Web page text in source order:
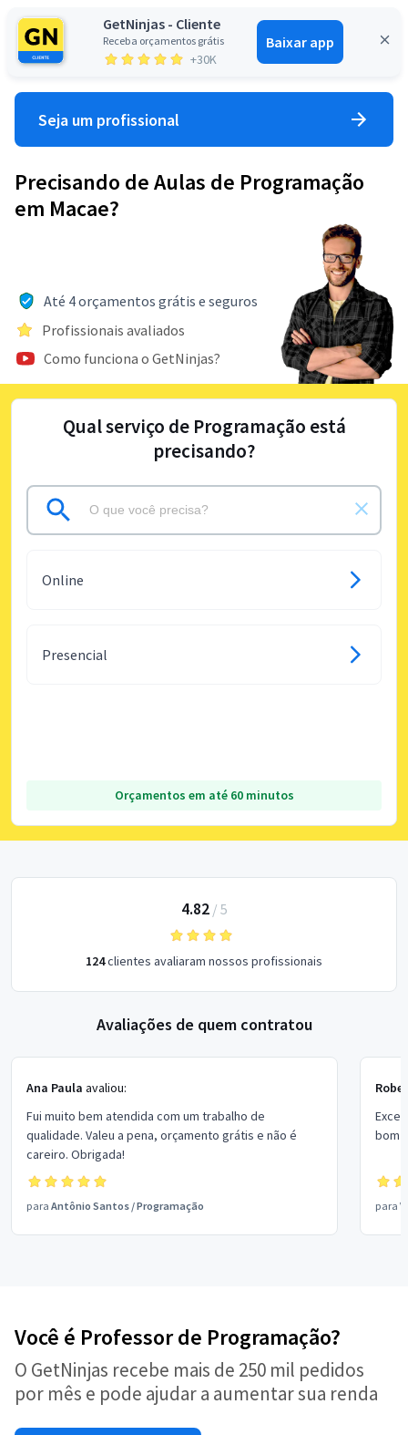
GetNinjas - Cliente
Receba orçamentos grátis
+30K
Baixar app
Entrar
Seja um profissional
Precisando de Aulas de Programação
em Macae?
Até 4 orçamentos grátis e seguros
Profissionais avaliados
Como funciona o GetNinjas?
Qual serviço de Programação está
precisando?
Online
Presencial
Orçamentos em até 60 minutos
4.82/ 5
124clientes avaliaram nossos profissionais
Avaliações de quem contratou
Ana Paula avaliou:
Fui muito bem atendida com um trabalho de
qualidade. Valeu a pena, orçamento grátis e não é
careiro. Obrigada!
para Antônio Santos /Programação
bom
para
Você é Professor de Programação?
O GetNinjas recebe mais de 250 mil pedidos
por mês e pode ajudar a aumentar sua renda